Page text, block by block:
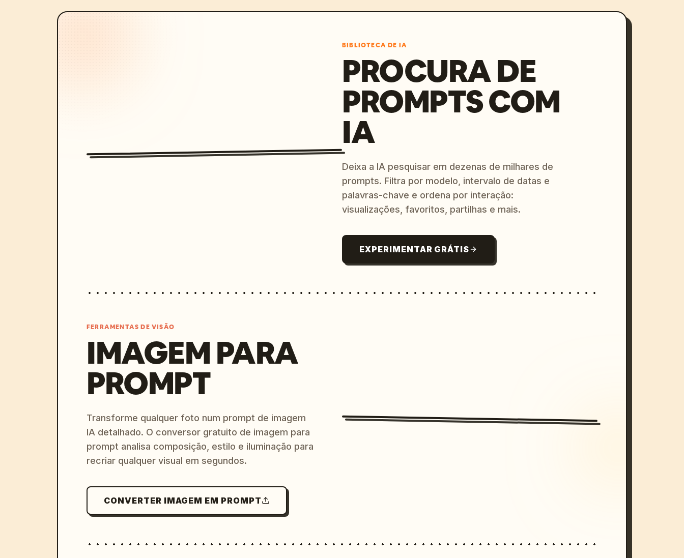
BIBLIOTECA DE IA
PROCURA DE
PROMPTS COM
IA
Deixa a IA pesquisar em dezenas de milhares de
prompts. Filtra por modelo, intervalo de datas e
palavras-chave e ordena por interação:
visualizações, favoritos, partilhas e mais.
EXPERIMENTAR GRÁTIS
FERRAMENTAS DE VISÃO
IMAGEM PARA
PROMPT
Transforme qualquer foto num prompt de imagem
IA detalhado. O conversor gratuito de imagem para
prompt analisa composição, estilo e iluminação para
recriar qualquer visual em segundos.
CONVERTER IMAGEM EM PROMPT